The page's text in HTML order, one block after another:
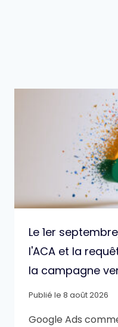
Le 1er
l'ACA et la
la campagne
Publié le 8 août 2026
Google Ads